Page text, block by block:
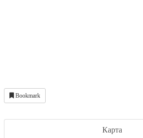
Bookmark
Карта